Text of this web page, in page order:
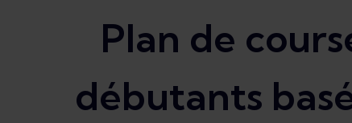
Plan de
débutants